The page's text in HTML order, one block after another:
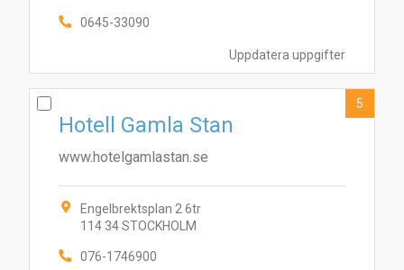
Uppdatera uppgifter
0645-33090
Hotell Gamla Stan
www.hotelgamlastan.se
Engelbrektsplan 2 6tr
114 34 STOCKHOLM
076-1746900
5